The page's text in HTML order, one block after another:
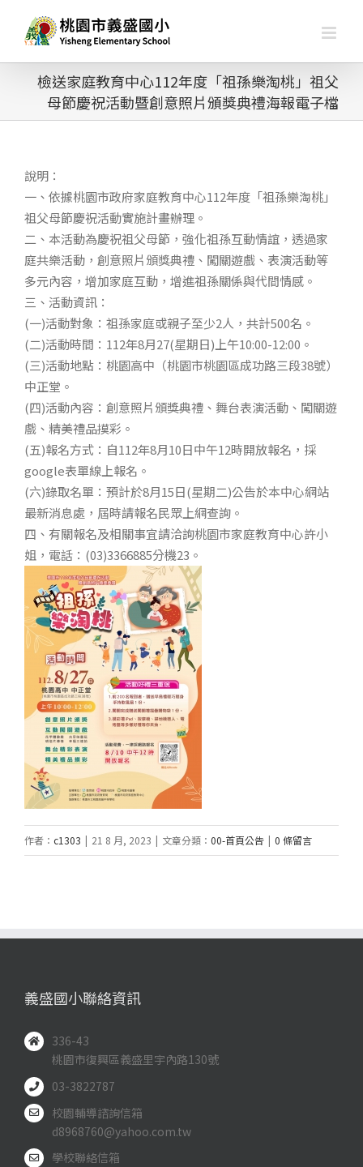
檢送家庭教育中心112年度「祖孫樂淘桃」祖父
母節慶祝活動暨創意照片頒獎典禮海報電子檔
說明：
一、依據桃園市政府家庭教育中心112年度「祖孫樂淘桃」
祖父母節慶祝活動實施計畫辦理。
二、本活動為慶祝祖父母節，強化祖孫互動情誼，透過家
庭共樂活動，創意照片頒獎典禮、闖關遊戲、表演活動等
多元內容，增加家庭互動，增進祖孫關係與代間情感。
三、活動資訊：
(一)活動對象：祖孫家庭或親子至少2人，共計500名。
(二)活動時間：112年8月27(星期日)上午10:00-12:00。
(三)活動地點：桃園高中（桃園市桃園區成功路三段38號）
中正堂。
(四)活動內容：創意照片頒獎典禮、舞台表演活動、闖關遊
戲、精美禮品摸彩。
(五)報名方式：自112年8月10日中午12時開放報名，採
google表單線上報名。
(六)錄取名單：預計於8月15日(星期二)公告於本中心網站
最新消息處，屆時請報名民眾上網查詢。
四、有關報名及相關事宜請洽詢桃園市家庭教育中心許小
姐，電話：(03)3366885分機23。
作者： c1303 | 21 8 月, 2023 | 文章分類： 00-首頁公告 | 0 條留言
義盛國小聯絡資訊
336-43
桃園市復興區義盛里宇內路130號
03-3822787
校園輔導諮詢信箱
d8968760@yahoo.com.tw
學校聯絡信箱